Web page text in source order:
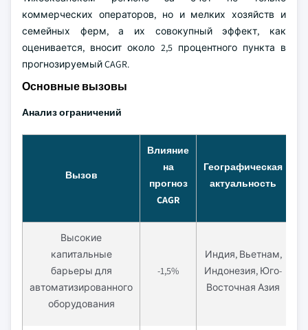
коммерческих операторов, но и мелких хозяйств и
семейных ферм, а их совокупный эффект, как
оценивается, вносит около 2,5 процентного пункта в
прогнозируемый CAGR.
Основные вызовы
Анализ ограничений
Вызов
Влияние
на
прогноз
CAGR
Географическая
актуальность
Высокие
капитальные
барьеры для
автоматизированного
оборудования
-1,5%
Индия, Вьетнам,
Индонезия, Юго-
Восточная Азия